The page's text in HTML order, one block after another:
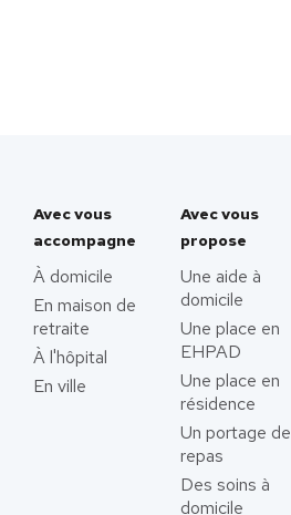
Avec vous
accompagne
À domicile
En maison de
retraite
À l'hôpital
En ville
Avec vous
propose
Une aide à
domicile
Une place en
EHPAD
Une place en
résidence
Un portage de
repas
Des soins à
domicile